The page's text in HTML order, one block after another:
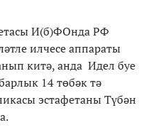
И(б)ФОнда РФ
илчесе аппараты
китә, анда Идел буе
14 төбәк тә
эстафетаны Түбән